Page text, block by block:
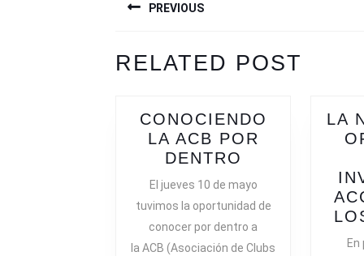
DE
ENTRADAS
PREVIOUS
post:
RELATED POST
CONOCIENDO
LA ACB POR
DENTRO
ACB
POR
DENTRO
El jueves 10 de mayo
tuvimos la oportunidad de
conocer por dentro a
la ACB (Asociación de Clubs
LA